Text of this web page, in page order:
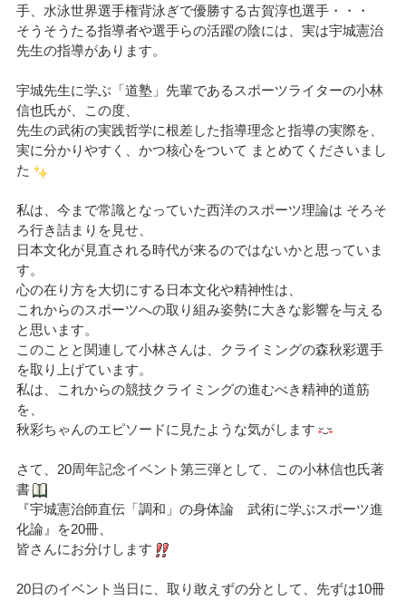
手、水泳世界選手権背泳ぎで優勝する古賀淳也選手・・・
そうそうたる指導者や選手らの活躍の陰には、実は宇城憲治
先生の指導があります。
宇城先生に学ぶ「道塾」先輩であるスポーツライターの小林
信也氏が、この度、
先生の武術の実践哲学に根差した指導理念と指導の実際を、
実に分かりやすく、かつ核心をついて まとめてくださいまし
た
私は、今まで常識となっていた西洋のスポーツ理論は そろそ
ろ行き詰まりを見せ、
日本文化が見直される時代が来るのではないかと思っていま
す。
心の在り方を大切にする日本文化や精神性は、
これからのスポーツへの取り組み姿勢に大きな影響を与える
と思います。
このことと関連して小林さんは、クライミングの森秋彩選手
を取り上げています。
私は、これからの競技クライミングの進むべき精神的道筋
を、
秋彩ちゃんのエピソードに見たような気がします
さて、20周年記念イベント第三弾として、この小林信也氏著
書
『宇城憲治師直伝「調和」の身体論 武術に学ぶスポーツ進
化論』を20冊、
皆さんにお分けします
20日のイベント当日に、取り敢えずの分として、先ずは10冊